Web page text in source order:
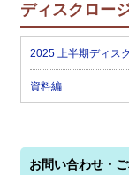
ディスクロー
2025 上半期ディス
資料編
お問い合わせ・